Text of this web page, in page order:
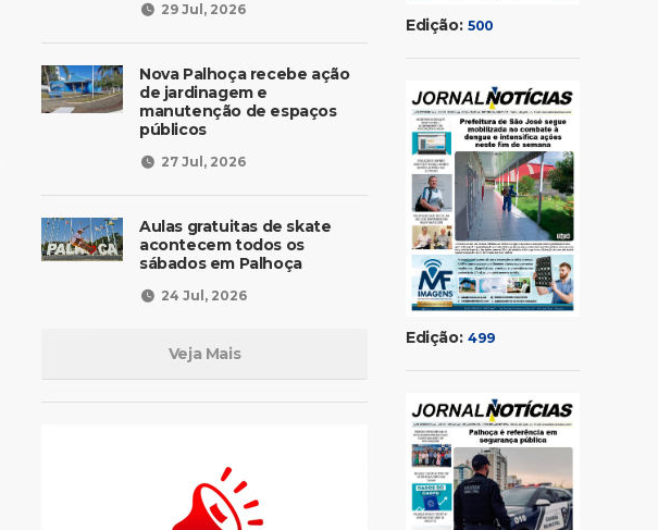
29 Jul, 2026
Nova Palhoça recebe ação
de jardinagem e
manutenção de espaços
públicos
27 Jul, 2026
Aulas gratuitas de skate
acontecem todos os
sábados em Palhoça
24 Jul, 2026
Veja Mais
Edição: 500
Edição: 499